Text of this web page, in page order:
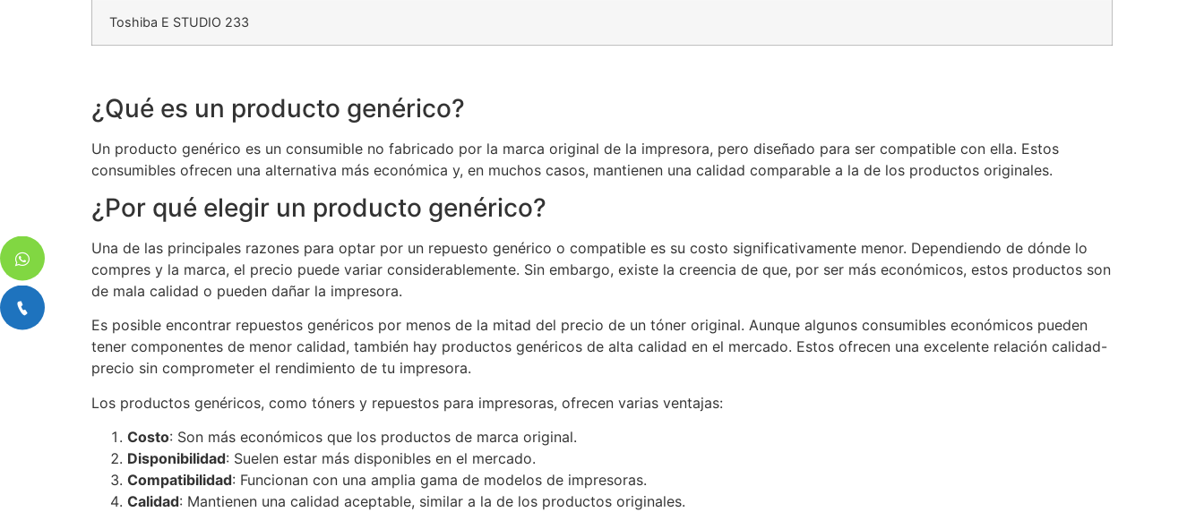
Toshiba E STUDIO 233
¿Qué es un producto genérico?
Un producto genérico es un consumible no fabricado por la marca original de la impresora, pero diseñado para ser compatible con ella. Estos
consumibles ofrecen una alternativa más económica y, en muchos casos, mantienen una calidad comparable a la de los productos originales.
¿Por qué elegir un producto genérico?
Una de las principales razones para optar por un repuesto genérico o compatible es su costo significativamente menor. Dependiendo de dónde lo
compres y la marca, el precio puede variar considerablemente. Sin embargo, existe la creencia de que, por ser más económicos, estos productos son
de mala calidad o pueden dañar la impresora.
Es posible encontrar repuestos genéricos por menos de la mitad del precio de un tóner original. Aunque algunos consumibles económicos pueden
tener componentes de menor calidad, también hay productos genéricos de alta calidad en el mercado. Estos ofrecen una excelente relación calidad-
precio sin comprometer el rendimiento de tu impresora.
Los productos genéricos, como tóners y repuestos para impresoras, ofrecen varias ventajas:
Costo: Son más económicos que los productos de marca original.
Disponibilidad: Suelen estar más disponibles en el mercado.
Compatibilidad: Funcionan con una amplia gama de modelos de impresoras.
Calidad: Mantienen una calidad aceptable, similar a la de los productos originales.